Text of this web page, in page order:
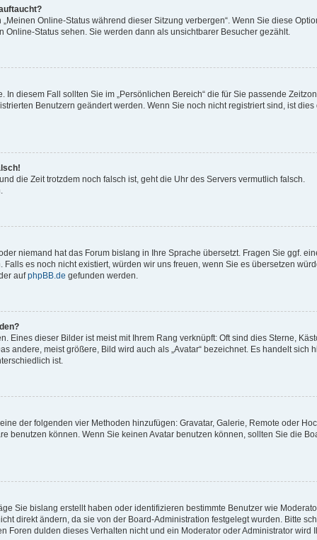
Online-Status während dieser Sitzung verbergen“. Wenn Sie diese
Status sehen. Sie werden dann als unsichtbarer Besucher gezählt.
diesem Fall sollten Sie im „Persönlichen Bereich“ die für Sie passende
Benutzern geändert werden. Wenn Sie noch nicht registriert sind, ist dies
die Zeit trotzdem noch falsch ist, geht die Uhr des Servers vermutlich falsch.
niemand hat das Forum bislang in Ihre Sprache übersetzt. Fragen Sie ggf.
es noch nicht existiert, würden wir uns freuen, wenn Sie es übersetzen
aufphpBB.de gefunden werden.
Eines dieser Bilder ist meist mit Ihrem Rang verknüpft: Oft sind dies Sterne,
andere, meist größere, Bild wird auch als „Avatar“ bezeichnet. Es handelt sich
ist.
der folgenden vier Methoden hinzufügen: Gravatar, Galerie, Remote oder
benutzen können. Wenn Sie keinen Avatar benutzen können, sollten Sie die
Sie bislang erstellt haben oder identifizieren bestimmte Benutzer wie
direkt ändern, da sie von der Board-Administration festgelegt wurden. Bitte
dulden dieses Verhalten nicht und ein Moderator oder Administrator wird